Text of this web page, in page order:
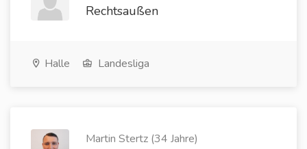
Rechtsaußen
Halle Landesliga
Martin Stertz (34 Jahre)